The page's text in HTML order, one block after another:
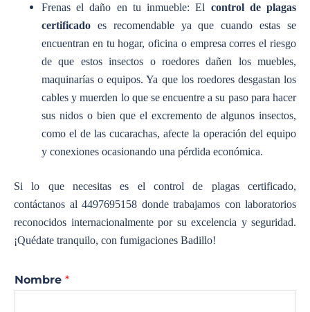
Frenas el daño en tu inmueble: El control de plagas
certificado es recomendable ya que cuando estas se
encuentran en tu hogar, oficina o empresa corres el riesgo
de que estos insectos o roedores dañen los muebles,
maquinarías o equipos. Ya que los roedores desgastan los
cables y muerden lo que se encuentre a su paso para hacer
sus nidos o bien que el excremento de algunos insectos,
como el de las cucarachas, afecte la operación del equipo
y conexiones ocasionando una pérdida económica.
Si lo que necesitas es el control de plagas certificado,
contáctanos al 4497695158 donde trabajamos con laboratorios
reconocidos internacionalmente por su excelencia y seguridad.
¡Quédate tranquilo, con fumigaciones Badillo!
Nombre *